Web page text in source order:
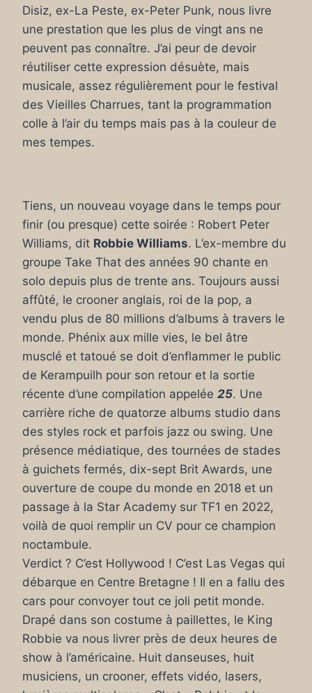
Disiz, ex-La Peste, ex-Peter Punk, nous livre
une prestation que les plus de vingt ans ne
peuvent pas connaître. J’ai peur de devoir
réutiliser cette expression désuète, mais
musicale, assez régulièrement pour le festival
des Vieilles Charrues, tant la programmation
colle à l’air du temps mais pas à la couleur de
mes tempes.
Tiens, un nouveau voyage dans le temps pour
finir (ou presque) cette soirée : Robert Peter
Williams, dit Robbie Williams. L’ex-membre du
groupe Take That des années 90 chante en
solo depuis plus de trente ans. Toujours aussi
affûté, le crooner anglais, roi de la pop, a
vendu plus de 80 millions d’albums à travers le
monde. Phénix aux mille vies, le bel âtre
musclé et tatoué se doit d’enflammer le public
de Kerampuilh pour son retour et la sortie
récente d’une compilation appelée 25. Une
carrière riche de quatorze albums studio dans
des styles rock et parfois jazz ou swing. Une
présence médiatique, des tournées de stades
à guichets fermés, dix-sept Brit Awards, une
ouverture de coupe du monde en 2018 et un
passage à la Star Academy sur TF1 en 2022,
voilà de quoi remplir un CV pour ce champion
noctambule.
Verdict ? C’est Hollywood ! C’est Las Vegas qui
débarque en Centre Bretagne ! Il en a fallu des
cars pour convoyer tout ce joli petit monde.
Drapé dans son costume à paillettes, le King
Robbie va nous livrer près de deux heures de
show à l’américaine. Huit danseuses, huit
musiciens, un crooner, effets vidéo, lasers,